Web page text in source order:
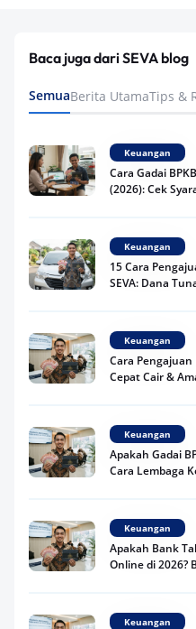
Baca juga dari SEVA blog
SemuaBerita UtamaTips &
Keuangan
Cara Gadai
(2026): Cek
Keuangan
15 Cara
SEVA: Dana
Keuangan
Cara Pengajuan
Cepat Cair &
Keuangan
Apakah Gadai
Cara Lembaga
Keuangan
Apakah Bank
Online di 2026?
Keuangan